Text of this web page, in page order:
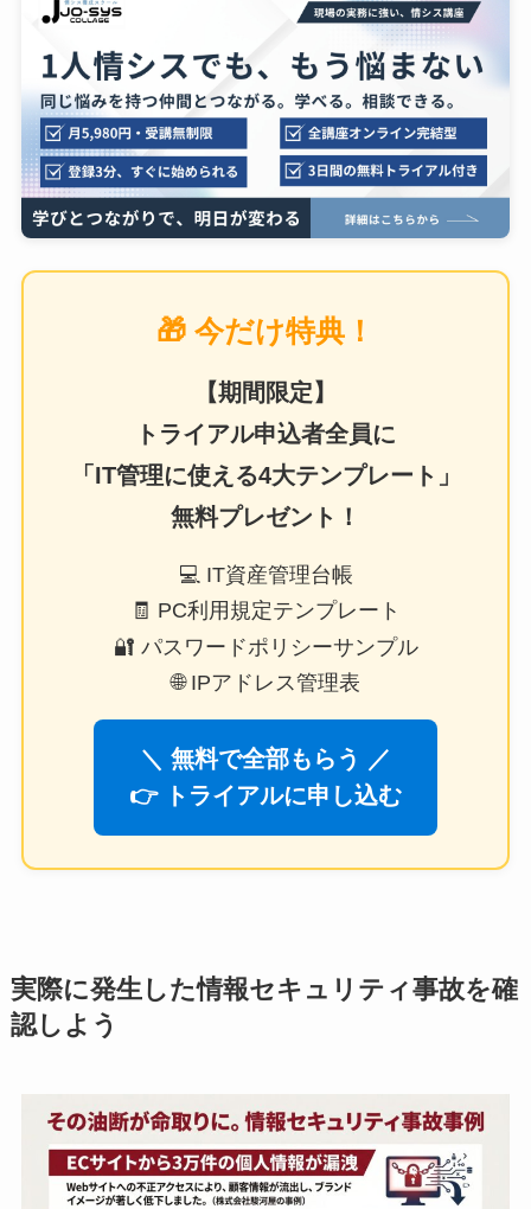
🎁 今だけ特典！
【期間限定】
トライアル申込者全員に
「IT管理に使える4大テンプレート」
無料プレゼント！
💻 IT資産管理台帳
🧾 PC利用規定テンプレート
🔐 パスワードポリシーサンプル
🌐 IPアドレス管理表
＼ 無料で全部もらう ／
👉 トライアルに申し込む
実際に発生した情報セキュリティ事故を確
認しよう